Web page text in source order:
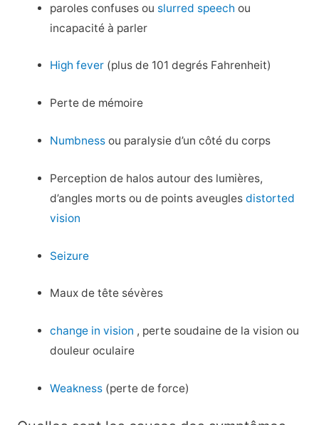
paroles confuses ou slurred speech ou
incapacité à parler
High fever (plus de 101 degrés Fahrenheit)
Perte de mémoire
Numbness ou paralysie d’un côté du corps
Perception de halos autour des lumières,
d’angles morts ou de points aveuglesdistorted
vision
Seizure
Maux de tête sévères
change in vision , perte soudaine de la vision ou
douleur oculaire
Weakness (perte de force)